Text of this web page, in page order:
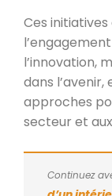
Ces
l’innovation,
dans
approches
secteur et
Continuez